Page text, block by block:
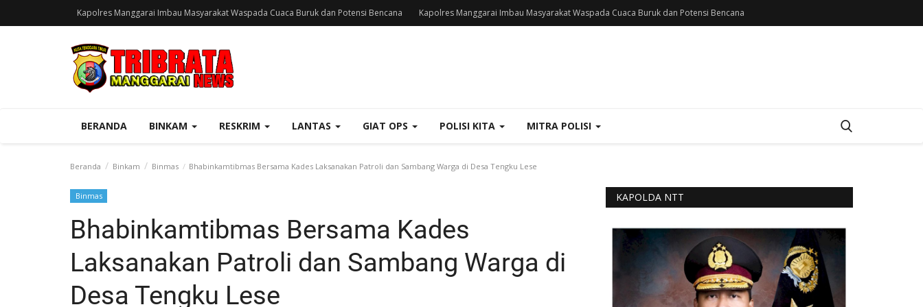
Kapolres Manggarai Imbau Masyarakat Waspada Cuaca Buruk dan Potensi Bencana Kapolres Manggarai Imbau Masyarakat Waspada Cuaca Buruk dan Potensi Bencana
BERANDA BINKAM RESKRIM LANTAS GIAT OPS POLISI KITA MITRA POLISI
Beranda Binkam Binmas Bhabinkamtibmas Bersama Kades Laksanakan Patroli dan Sambang Warga di Desa Tengku Lese
Binmas
Bhabinkamtibmas Bersama Kades
Laksanakan Patroli dan Sambang Warga di
Desa Tengku Lese
KAPOLDA NTT